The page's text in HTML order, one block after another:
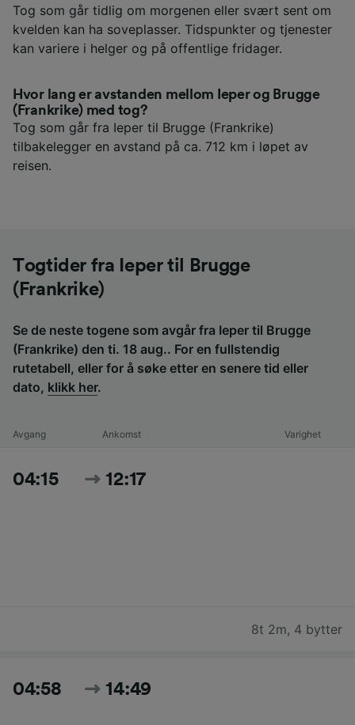
Tog som går tidlig om morgenen eller svært sent om
kvelden kan ha soveplasser. Tidspunkter og tjenester
kan variere i helger og på offentlige fridager.
Hvor lang er avstanden mellom Ieper og Brugge
(Frankrike) med tog?
Tog som går fra Ieper til Brugge (Frankrike)
tilbakelegger en avstand på ca. 712 km i løpet av
reisen.
Togtider fra Ieper til Brugge
(Frankrike)
Se de neste togene som avgår fra Ieper til Brugge
(Frankrike) den ti. 18 aug.. For en fullstendig
rutetabell, eller for å søke etter en senere tid eller
dato, klikk her.
Avgang Ankomst Varighet
04:15 12:17
8t 2m, 4 bytter
04:58 14:49